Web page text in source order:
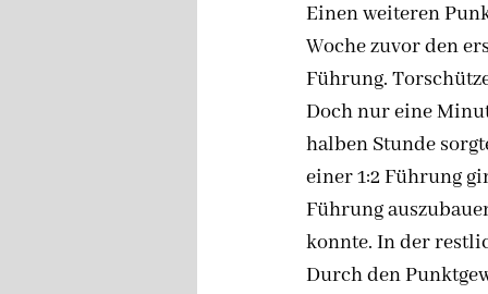
Einen weiteren
Woche zuvor den
Führung.
Doch nur eine
halben Stunde
einer 1:2 Führung
Führung
konnte. In der
Durch den